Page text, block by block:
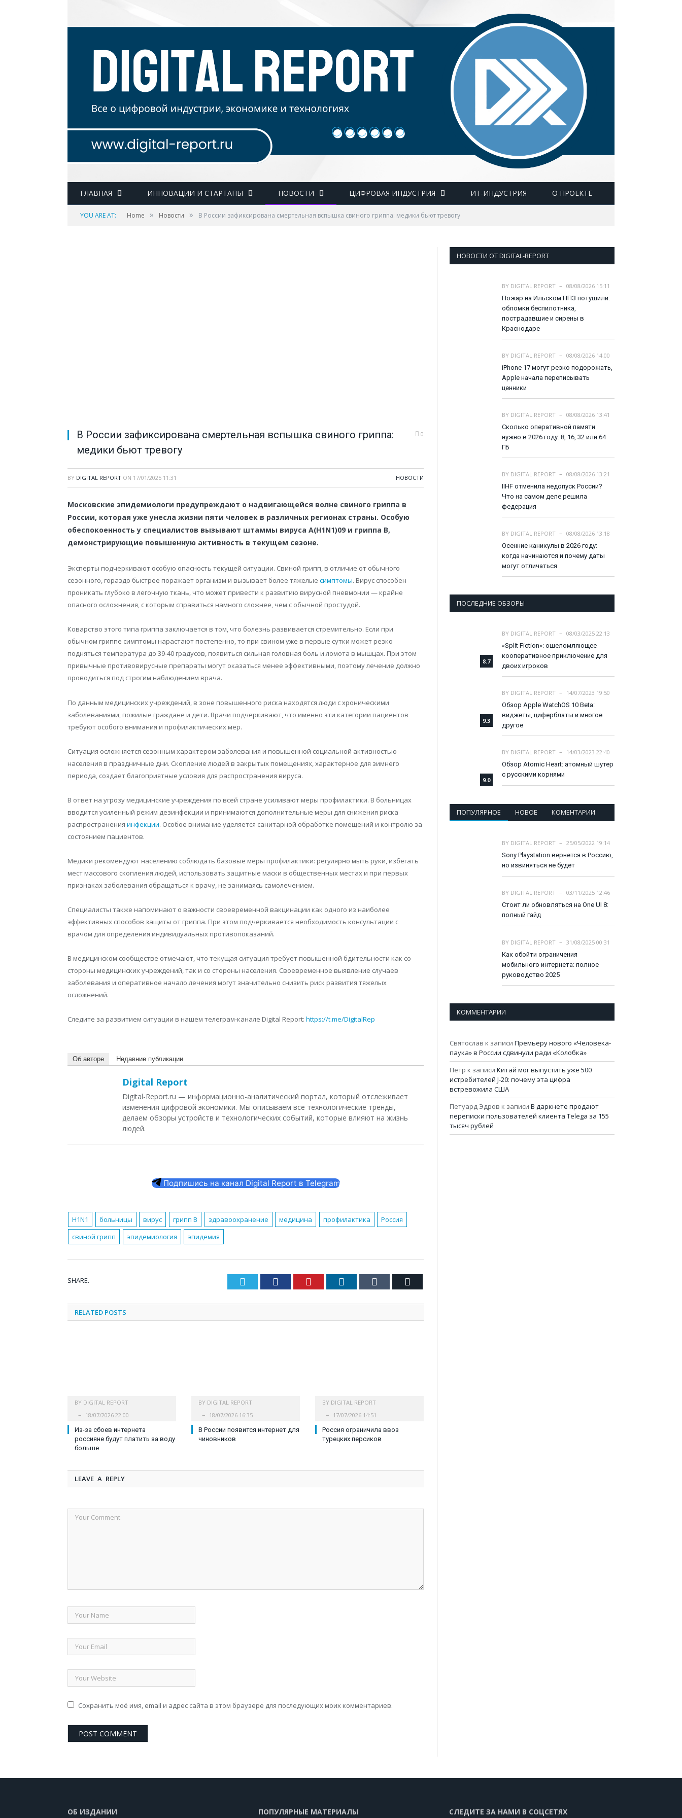
ГЛАВНАЯ ИННОВАЦИИ И СТАРТАПЫ НОВОСТИ ЦИФРОВАЯ ИНДУСТРИЯ ИТ-ИНДУСТРИЯ О ПРОЕКТЕ
YOU ARE AT: Home » Новости » В России зафиксирована смертельная вспышка свиного гриппа: медики бьют тревогу
В России зафиксирована смертельная вспышка свиного гриппа:
медики бьют тревогу
0
BY DIGITAL REPORT ON 17/01/2025 11:31 НОВОСТИ
Московские эпидемиологи предупреждают о надвигающейся волне свиного гриппа в
России, которая уже унесла жизни пяти человек в различных регионах страны. Особую
обеспокоенность у специалистов вызывают штаммы вируса А(H1N1)09 и гриппа В,
демонстрирующие повышенную активность в текущем сезоне.
Эксперты подчеркивают особую опасность текущей ситуации. Свиной грипп, в отличие от обычного
сезонного, гораздо быстрее поражает организм и вызывает более тяжелые симптомы. Вирус способен
проникать глубоко в легочную ткань, что может привести к развитию вирусной пневмонии — крайне
опасного осложнения, с которым справиться намного сложнее, чем с обычной простудой.
Коварство этого типа гриппа заключается в том, что болезнь развивается стремительно. Если при
обычном гриппе симптомы нарастают постепенно, то при свином уже в первые сутки может резко
подняться температура до 39-40 градусов, появиться сильная головная боль и ломота в мышцах. При этом
привычные противовирусные препараты могут оказаться менее эффективными, поэтому лечение должно
проводиться под строгим наблюдением врача.
По данным медицинских учреждений, в зоне повышенного риска находятся люди с хроническими
заболеваниями, пожилые граждане и дети. Врачи подчеркивают, что именно эти категории пациентов
требуют особого внимания и профилактических мер.
Ситуация осложняется сезонным характером заболевания и повышенной социальной активностью
населения в праздничные дни. Скопление людей в закрытых помещениях, характерное для зимнего
периода, создает благоприятные условия для распространения вируса.
В ответ на угрозу медицинские учреждения по всей стране усиливают меры профилактики. В больницах
вводится усиленный режим дезинфекции и принимаются дополнительные меры для снижения риска
распространения инфекции. Особое внимание уделяется санитарной обработке помещений и контролю за
состоянием пациентов.
Медики рекомендуют населению соблюдать базовые меры профилактики: регулярно мыть руки, избегать
мест массового скопления людей, использовать защитные маски в общественных местах и при первых
признаках заболевания обращаться к врачу, не занимаясь самолечением.
Специалисты также напоминают о важности своевременной вакцинации как одного из наиболее
эффективных способов защиты от гриппа. При этом подчеркивается необходимость консультации с
врачом для определения индивидуальных противопоказаний.
В медицинском сообществе отмечают, что текущая ситуация требует повышенной бдительности как со
стороны медицинских учреждений, так и со стороны населения. Своевременное выявление случаев
заболевания и оперативное начало лечения могут значительно снизить риск развития тяжелых
осложнений.
Следите за развитием ситуации в нашем телеграм-канале Digital Report: https://t.me/DigitalRep
Об авторе Недавние публикации
Digital Report
Digital-Report.ru — информационно-аналитический портал, который отслеживает
изменения цифровой экономики. Мы описываем все технологические тренды,
делаем обзоры устройств и технологических событий, которые влияют на жизнь
людей.
Подпишись на канал Digital Report в Telegram
H1N1 больницы вирус грипп В здравоохранение медицина профилактика
Россия
свиной грипп
эпидемиология эпидемия
SHARE. Twitter Facebook Pinterest LinkedIn Tumblr
RELATED POSTS
BY DIGITAL REPORT
18/07/2026 22:00
Из-за сбоев интернета
россияне будут платить за воду
больше
BY DIGITAL REPORT
18/07/2026 16:35
В России появится интернет для
чиновников
BY DIGITAL REPORT
17/07/2026 14:51
Россия ограничила ввоз
турецких персиков
LEAVE A REPLY
Сохранить моё имя, email и адрес сайта в этом браузере для последующих моих комментариев.
НОВОСТИ ОТ DIGITAL-REPORT
BY DIGITAL REPORT
08/08/2026 15:11
Пожар на Ильском НПЗ потушили:
обломки беспилотника,
пострадавшие и сирены в
Краснодаре
BY DIGITAL REPORT
08/08/2026 14:00
iPhone 17 могут резко подорожать,
Apple начала переписывать
ценники
BY DIGITAL REPORT
08/08/2026 13:41
Сколько оперативной памяти
нужно в 2026 году: 8, 16, 32 или 64
ГБ
BY DIGITAL REPORT
08/08/2026 13:21
IIHF отменила недопуск России?
Что на самом деле решила
федерация
BY DIGITAL REPORT
08/08/2026 13:18
Осенние каникулы в 2026 году:
когда начинаются и почему даты
могут отличаться
ПОСЛЕДНИЕ ОБЗОРЫ
8.7
BY DIGITAL REPORT
08/03/2025 22:13
«Split Fiction»: ошеломляющее
кооперативное приключение для
двоих игроков
9.3
BY DIGITAL REPORT
14/07/2023 19:50
Обзор Apple WatchOS 10 Beta:
виджеты, циферблаты и многое
другое
9.0
BY DIGITAL REPORT
14/03/2023 22:40
Обзор Atomic Heart: атомный шутер
с русскими корнями
ПОПУЛЯРНОЕ НОВОЕ КОМЕНТАРИИ
BY DIGITAL REPORT
25/05/2022 19:14
Sony Playstation вернется в Россию,
но извиняться не будет
BY DIGITAL REPORT
03/11/2025 12:46
Стоит ли обновляться на One UI 8:
полный гайд
BY DIGITAL REPORT
31/08/2025 00:31
Как обойти ограничения
мобильного интернета: полное
руководство 2025
КОММЕНТАРИИ
Святослав к записи Премьеру нового «Человека-
паука» в России сдвинули ради «Колобка»
Петр к записи Китай мог выпустить уже 500
истребителей J-20: почему эта цифра
встревожила США
Петуард Эдров к записи В даркнете продают
переписки пользователей клиента Telega за 155
тысяч рублей
ОБ ИЗДАНИИ ПОПУЛЯРНЫЕ МАТЕРИАЛЫ СЛЕДИТЕ ЗА НАМИ В СОЦСЕТЯХ